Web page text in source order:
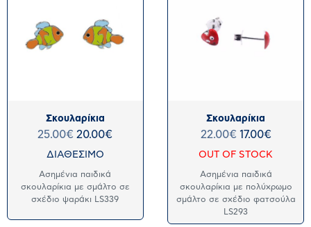
Σκουλαρίκια
25.00€ 20.00€
ΔΙΑΘΕΣΙΜΟ
Ασημένια παιδικά
σκουλαρίκια με σμάλτο σε
σχέδιο ψαράκι LS339
Σκουλαρίκια
22.00€ 17.00€
OUT OF STOCK
Ασημένια παιδικά
σκουλαρίκια με πολύχρωμο
σμάλτο σε σχέδιο φατσούλα
LS293